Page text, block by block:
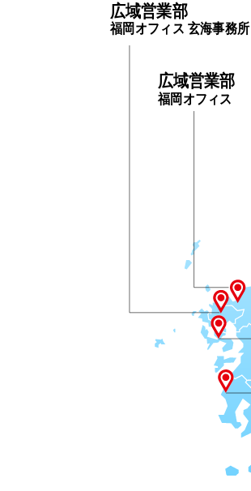
広域営業部
福岡オフィス
広域営業部
福岡オフィス 玄海事務所